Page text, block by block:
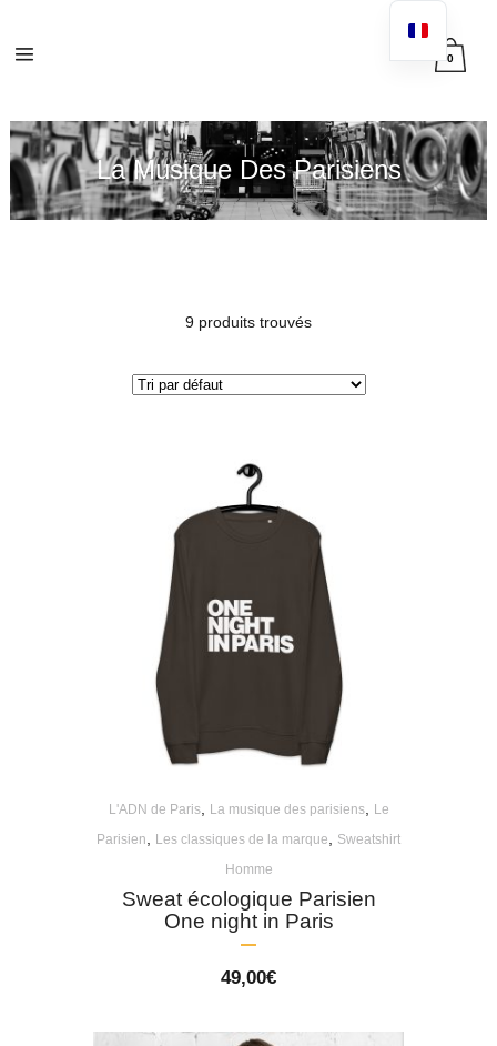
0
La Musique Des Parisiens
9 produits trouvés
L'ADN de Paris, La musique des parisiens,
Le
Parisien
Les classiques de la marque
Sweatshirt
Homme
Sweat écologique Parisien
One night in Paris
49,00€